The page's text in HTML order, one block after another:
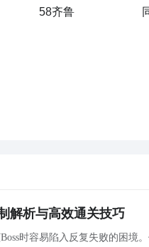
58齐鲁
解析与高效通关技巧
时容易陷入反复失败的困境